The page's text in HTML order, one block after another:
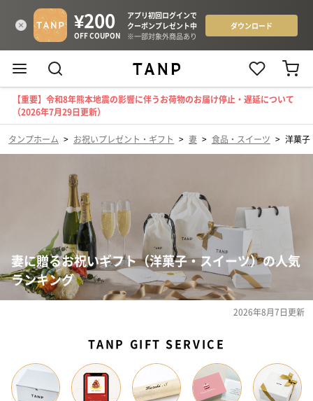
【重要】令和8年熊本地震の影響に伴うお荷物のお届け停止・遅延について
（2026年7月29日更新）
タンプホーム > お祝いプレゼント・ギフト > 妻 > 食品・スイーツ > 洋菓子
妻に贈るお祝いギフト（洋菓子・スイーツ）の人気
ランキング
2026年8月7日更新
TANP GIFT SERVICE